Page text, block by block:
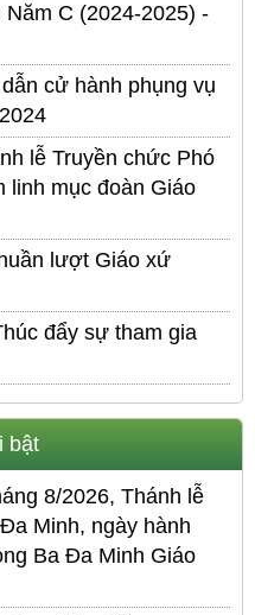
C (2024-2025) -
cử hành phụng vụ
lễ Truyền chức Phó
linh mục đoàn Giáo
lượt Giáo xứ
đẩy sự tham gia
bật
8/2026, Thánh lễ
Minh, ngày hành
Ba Đa Minh Giáo